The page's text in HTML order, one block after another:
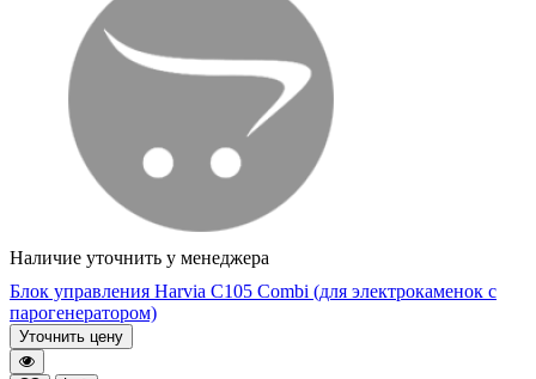
Наличие уточнить у менеджера
Блок управления Harvia C105 Combi (для электрокаменок с
парогенератором)
Уточнить цену